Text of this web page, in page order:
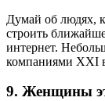
Думай об людях,
строить
интернет.
компаниями XXI
9. Женщины